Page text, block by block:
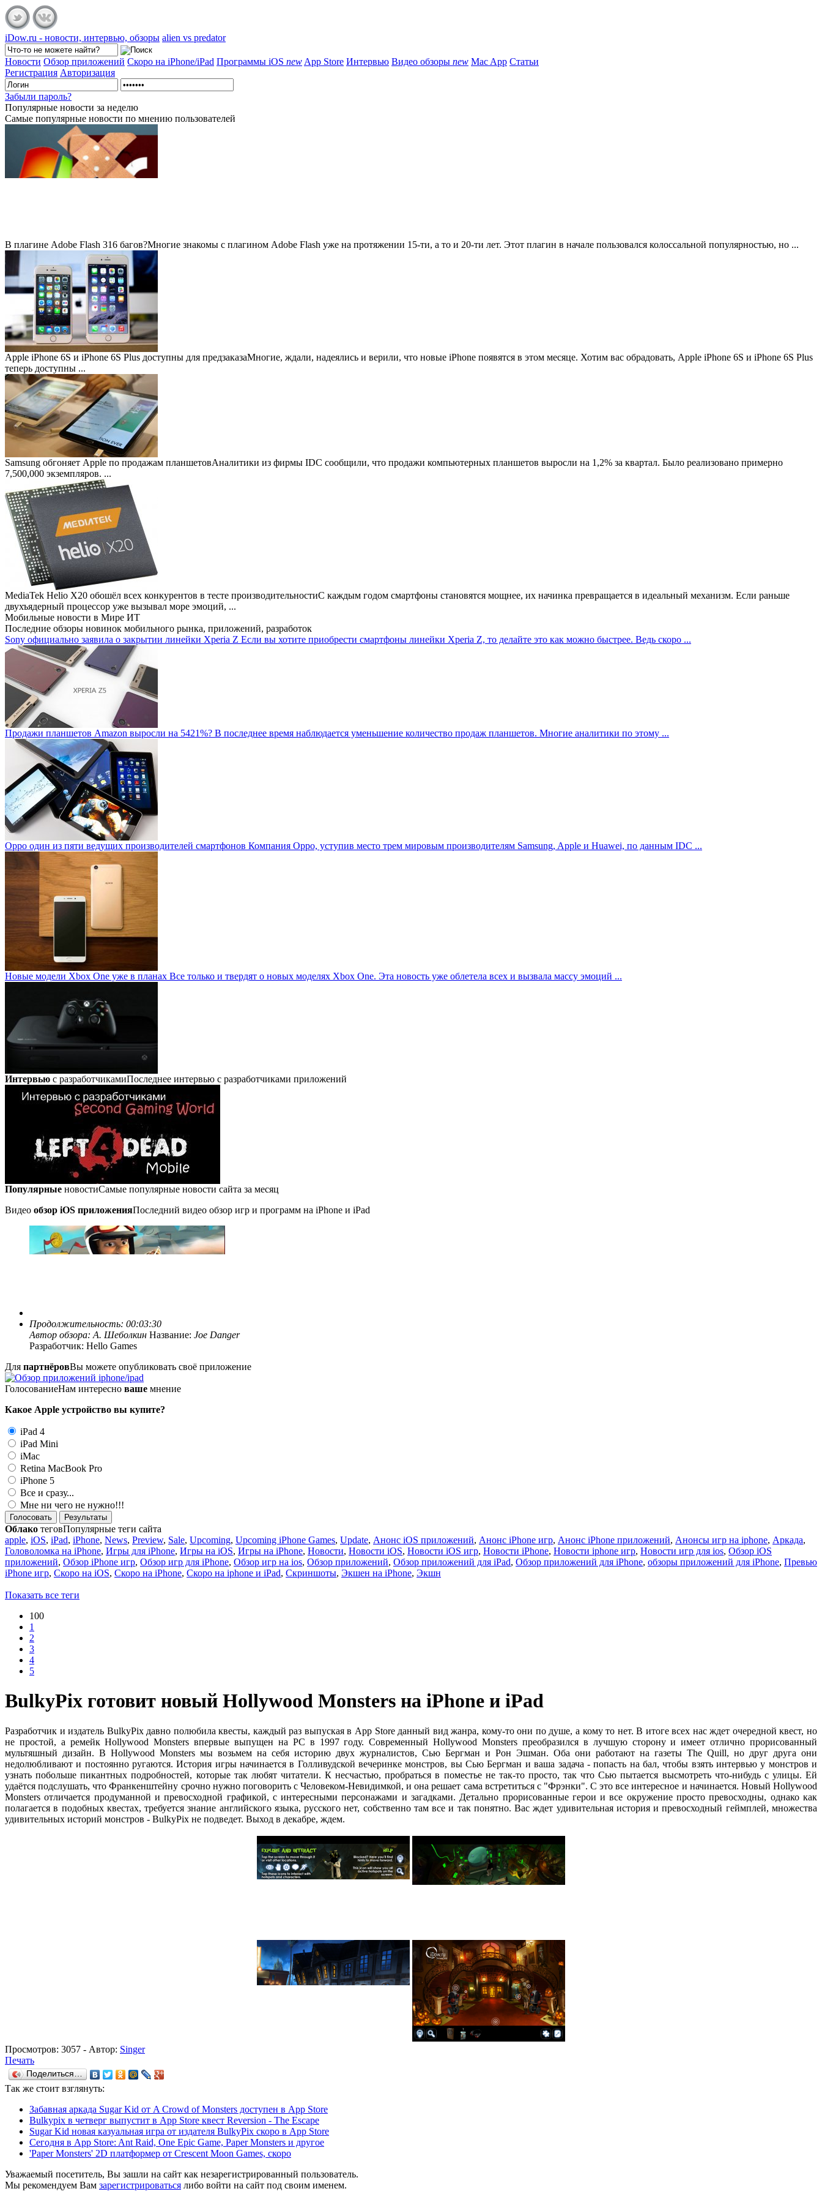
iDow.ru - новости, интервью, обзоры alien vs predator
Новости Обзор приложений Скоро на iPhone/iPad Программы iOS new App Store Интервью Видео обзоры new Mac App Статьи
Регистрация Авторизация
Забыли пароль?
Популярные новости за неделю
Самые популярные новости по мнению пользователей
В плагине Adobe Flash 316 багов?Многие знакомы с плагином Adobe Flash уже на протяжении 15-ти, а то и 20-ти лет. Этот плагин в начале пользовался колоссальной популярностью, но ...
Apple iPhone 6S и iPhone 6S Plus доступны для предзаказаМногие, ждали, надеялись и верили, что новые iPhone появятся в этом месяце. Хотим вас обрадовать, Apple iPhone 6S и iPhone 6S Plus
теперь доступны ...
Samsung обгоняет Apple по продажам планшетовАналитики из фирмы IDC сообщили, что продажи компьютерных планшетов выросли на 1,2% за квартал. Было реализовано примерно
7,500,000 экземпляров. ...
MediaTek Helio X20 обошёл всех конкурентов в тесте производительностиС каждым годом смартфоны становятся мощнее, их начинка превращается в идеальный механизм. Если раньше
двухъядерный процессор уже вызывал море эмоций, ...
Мобильные новости в Мире ИТ
Последние обзоры новинок мобильного рынка, приложений, разработок
Sony официально заявила о закрытии линейки Xperia Z Если вы хотите приобрести смартфоны линейки Xperia Z, то делайте это как можно быстрее. Ведь скоро ...
Продажи планшетов Amazon выросли на 5421%? В последнее время наблюдается уменьшение количество продаж планшетов. Многие аналитики по этому ...
Oppo один из пяти ведущих производителей смартфонов Компания Oppo, уступив место трем мировым производителям Samsung, Apple и Huawei, по данным IDC ...
Новые модели Xbox One уже в планах Все только и твердят о новых моделях Xbox One. Эта новость уже облетела всех и вызвала массу эмоций ...
Интервью с разработчикамиПоследнее интервью с разработчиками приложений
Популярные новостиСамые популярные новости сайта за месяц
Видео обзор iOS приложенияПоследний видео обзор игр и программ на iPhone и iPad
Продолжительность: 00:03:30
Автор обзора: А. Шеболкин Название: Joe Danger
Разработчик: Hello Games
Для партнёровВы можете опубликовать своё приложение
ГолосованиеНам интересно ваше мнение
Какое Apple устройство вы купите?
iPad 4
iPad Mini
iMac
Retina MacBook Pro
iPhone 5
Все и сразу...
Мне ни чего не нужно!!!
Голосовать Результаты
Облако теговПопулярные теги сайта
apple, iOS, iPad, iPhone, News, Preview, Sale, Upcoming, Upcoming iPhone Games, Update, Анонс iOS приложений, Анонс iPhone игр, Анонс iPhone приложений, Анонсы игр на iphone, Аркада,
Головоломка на iPhone, Игры для iPhone, Игры на iOS, Игры на iPhone, Новости, Новости iOS, Новости iOS игр, Новости iPhone, Новости iphone игр, Новости игр для ios, Обзор iOS
приложений, Обзор iPhone игр, Обзор игр для iPhone, Обзор игр на ios, Обзор приложений, Обзор приложений для iPad, Обзор приложений для iPhone, обзоры приложений для iPhone, Превью
iPhone игр, Скоро на iOS, Скоро на iPhone, Скоро на iphone и iPad, Скриншоты, Экшен на iPhone, Экшн
Показать все теги
100
1
2
3
4
5
BulkyPix готовит новый Hollywood Monsters на iPhone и iPad
Разработчик и издатель BulkyPix давно полюбила квесты, каждый раз выпуская в App Store данный вид жанра, кому-то они по душе, а кому то нет. В итоге всех нас ждет очередной квест, но
не простой, а ремейк Hollywood Monsters впервые выпущен на PC в 1997 году. Современный Hollywood Monsters преобразился в лучшую сторону и имеет отлично прорисованный
мультяшный дизайн. В Hollywood Monsters мы возьмем на себя историю двух журналистов, Сью Бергман и Рон Эшман. Оба они работают на газеты The Quill, но друг друга они
недолюбливают и постоянно ругаются. История игры начинается в Голливудской вечеринке монстров, вы Сью Бергман и ваша задача - попасть на бал, чтобы взять интервью у монстров и
узнать побольше пикантных подробностей, которые так любят читатели. К несчастью, пробраться в поместье не так-то просто, так что Сью пытается высмотреть что-нибудь с улицы. Ей
удаётся подслушать, что Франкенштейну срочно нужно поговорить с Человеком-Невидимкой, и она решает сама встретиться с "Фрэнки". С это все интересное и начинается. Новый Hollywood
Monsters отличается продуманной и превосходной графикой, с интересными персонажами и загадками. Детально прорисованные герои и все окружение просто превосходны, однако как
полагается в подобных квестах, требуется знание английского языка, русского нет, собственно там все и так понятно. Вас ждет удивительная история и превосходный геймплей, множества
удивительных историй монстров - BulkyPix не подведет. Выход в декабре, ждем.
Просмотров: 3057 - Автор: Singer
Печать
Поделиться…
Так же стоит взглянуть:
Забавная аркада Sugar Kid от A Crowd of Monsters доступен в App Store
Bulkypix в четверг выпустит в App Store квест Reversion - The Escape
Sugar Kid новая казуальная игра от издателя BulkyPix скоро в App Store
Сегодня в App Store: Ant Raid, One Epic Game, Paper Monsters и другое
'Paper Monsters' 2D платформер от Crescent Moon Games, скоро
Уважаемый посетитель, Вы зашли на сайт как незарегистрированный пользователь.
Мы рекомендуем Вам зарегистрироваться либо войти на сайт под своим именем.